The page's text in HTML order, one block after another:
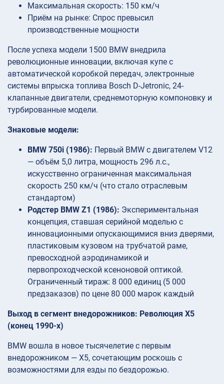
Максимальная скорость: 150 км/ч
Приём на рынке: Спрос превысил
производственные мощности
После успеха модели 1500 BMW внедрила
революционные инновации, включая купе с
автоматической коробкой передач, электронные
системы впрыска топлива Bosch D-Jetronic, 24-
клапанные двигатели, среднемоторную компоновку и
турбированные модели.
Знаковые модели:
BMW 750i (1986): Первый BMW с двигателем V12
— объём 5,0 литра, мощность 296 л.с.,
искусственно ограниченная максимальная
скорость 250 км/ч (что стало отраслевым
стандартом)
Родстер BMW Z1 (1986): Экспериментальная
концепция, ставшая серийной моделью с
инновационными опускающимися вниз дверями,
пластиковым кузовом на трубчатой раме,
превосходной аэродинамикой и
первопроходческой ксеноновой оптикой.
Ограниченный тираж: 8 000 единиц (5 000
предзаказов) по цене 80 000 марок каждый
Выход в сегмент внедорожников: Революция X5
(конец 1990-х)
BMW вошла в новое тысячелетие с первым
внедорожником — X5, сочетающим роскошь с
возможностями для езды по бездорожью.